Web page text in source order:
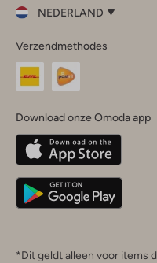
NEDERLAND
je
land
Nederland
Belgique(Français)
Deutschland
Verzendmethodes
Download onze Omoda app
*Dit geldt alleen voor items